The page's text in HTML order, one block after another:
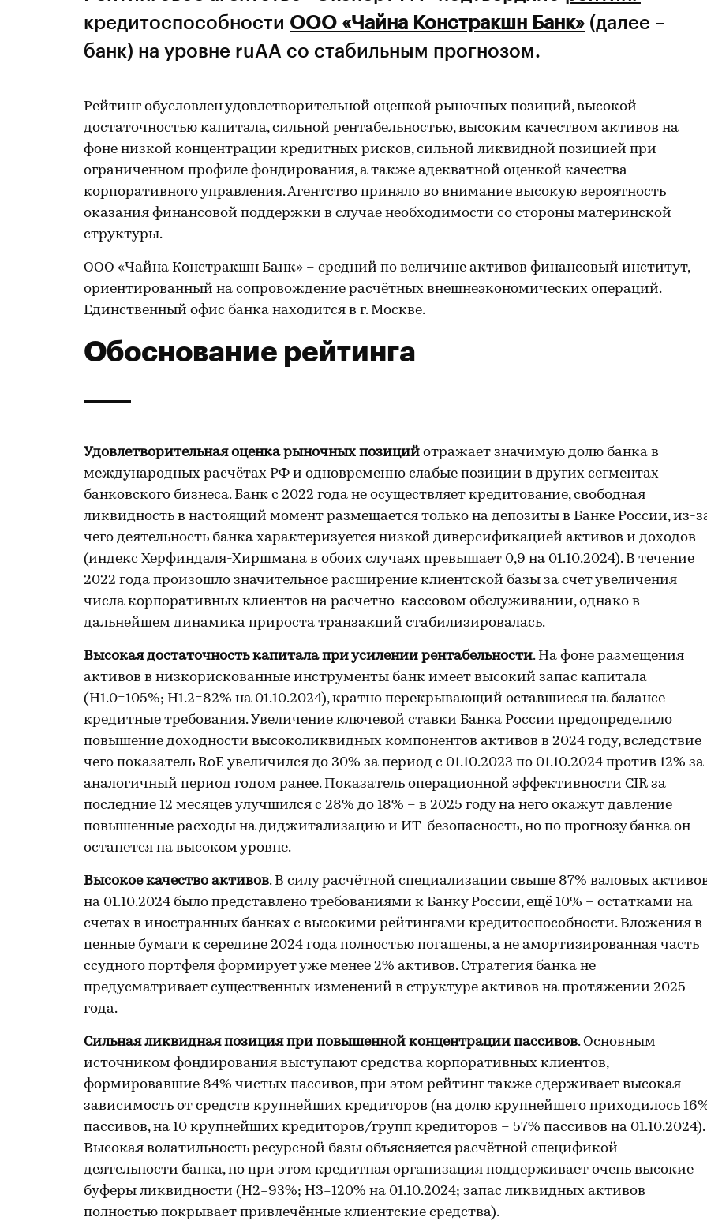
кредитоспособности ООО «Чайна Констракшн Банк» (далее –
банк) на уровне ruAA со стабильным прогнозом.
Рейтинг обусловлен удовлетворительной оценкой рыночных позиций, высокой
достаточностью капитала, сильной рентабельностью, высоким качеством активов на
фоне низкой концентрации кредитных рисков, сильной ликвидной позицией при
ограниченном профиле фондирования, а также адекватной оценкой качества
корпоративного управления. Агентство приняло во внимание высокую вероятность
оказания финансовой поддержки в случае необходимости со стороны материнской
структуры.
ООО «Чайна Констракшн Банк» – средний по величине активов финансовый институт,
ориентированный на сопровождение расчётных внешнеэкономических операций.
Единственный офис банка находится в г. Москве.
Обоснование рейтинга
Удовлетворительная оценка рыночных позиций отражает значимую долю банка в
международных расчётах РФ и одновременно слабые позиции в других сегментах
банковского бизнеса. Банк с 2022 года не осуществляет кредитование, свободная
ликвидность в настоящий момент размещается только на депозиты в Банке России, из-
чего деятельность банка характеризуется низкой диверсификацией активов и доходов
(индекс Херфиндаля-Хиршмана в обоих случаях превышает 0,9 на 01.10.2024). В течение
2022 года произошло значительное расширение клиентской базы за счет увеличения
числа корпоративных клиентов на расчетно-кассовом обслуживании, однако в
дальнейшем динамика прироста транзакций стабилизировалась.
Высокая достаточность капитала при усилении рентабельности. На фоне размещения
активов в низкорискованные инструменты банк имеет высокий запас капитала
(Н1.0=105%; Н1.2=82% на 01.10.2024), кратно перекрывающий оставшиеся на балансе
кредитные требования. Увеличение ключевой ставки Банка России предопределило
повышение доходности высоколиквидных компонентов активов в 2024 году, вследствие
чего показатель RoE увеличился до 30% за период с 01.10.2023 по 01.10.2024 против 12% за
аналогичный период годом ранее. Показатель операционной эффективности CIR за
последние 12 месяцев улучшился с 28% до 18% – в 2025 году на него окажут давление
повышенные расходы на диджитализацию и ИТ-безопасность, но по прогнозу банка он
останется на высоком уровне.
Высокое качество активов. В силу расчётной специализации свыше 87% валовых
на 01.10.2024 было представлено требованиями к Банку России, ещё 10% – остатками на
счетах в иностранных банках с высокими рейтингами кредитоспособности. Вложения в
ценные бумаги к середине 2024 года полностью погашены, а не амортизированная часть
ссудного портфеля формирует уже менее 2% активов. Стратегия банка не
предусматривает существенных изменений в структуре активов на протяжении 2025
года.
Сильная ликвидная позиция при повышенной концентрации пассивов. Основным
источником фондирования выступают средства корпоративных клиентов,
формировавшие 84% чистых пассивов, при этом рейтинг также сдерживает высокая
зависимость от средств крупнейших кредиторов (на долю крупнейшего приходилось
пассивов, на 10 крупнейших кредиторов/групп кредиторов – 57% пассивов на 01.10.2024).
Высокая волатильность ресурсной базы объясняется расчётной спецификой
деятельности банка, но при этом кредитная организация поддерживает очень высокие
буферы ликвидности (Н2=93%; Н3=120% на 01.10.2024; запас ликвидных активов
полностью покрывает привлечённые клиентские средства).